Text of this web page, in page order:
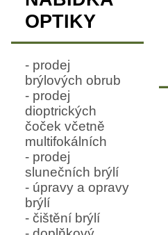
OPTIKY
- prodej
brýlových obrub
- prodej
dioptrických
čoček včetně
multifokálních
- prodej
slunečních brýlí
- úpravy a opravy
brýlí
- čištění brýlí